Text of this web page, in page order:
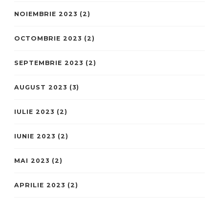
NOIEMBRIE 2023 (2)
OCTOMBRIE 2023 (2)
SEPTEMBRIE 2023 (2)
AUGUST 2023 (3)
IULIE 2023 (2)
IUNIE 2023 (2)
MAI 2023 (2)
APRILIE 2023 (2)